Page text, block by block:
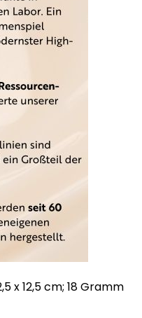
: ‎ 2,5 x 2,5 x 12,5 cm; 18 Gramm